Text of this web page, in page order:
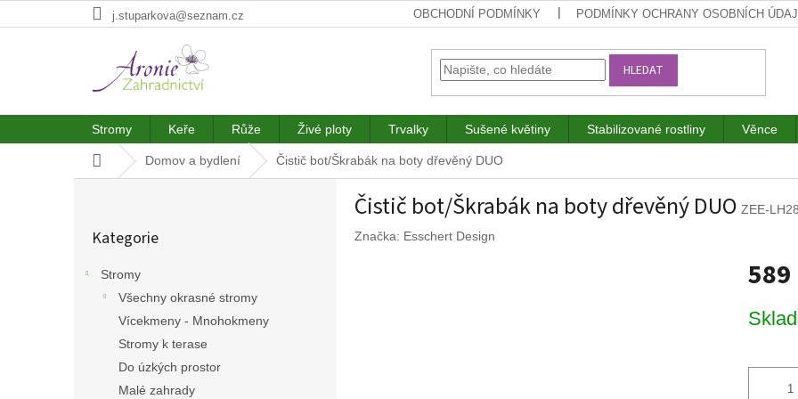
na
j.stuparkova@seznam.cz OBCHODNÍ PODMÍNKY PODMÍNKY OCHRANY OSOBNÍCH
HLEDAT
Stromy Keře Růže Živé ploty Trvalky Sušené květiny Stabilizované rostliny Věnce
Domů Domov a bydlení Čistič bot/Škrabák na boty dřevěný DUO
kategorie
Kategorie
Stromy
Všechny okrasné stromy
Vícekmeny - Mnohokmeny
Stromy k terase
Do úzkých prostor
Malé zahrady
Čistič bot/Škrabák na boty dřevěný DUO ZEE-
Značka: Esschert Design
589
cena: